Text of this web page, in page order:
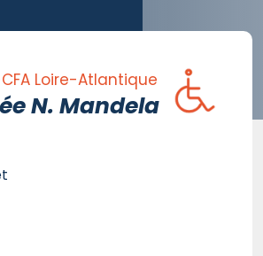
Loire-Atlantique
N. Mandela